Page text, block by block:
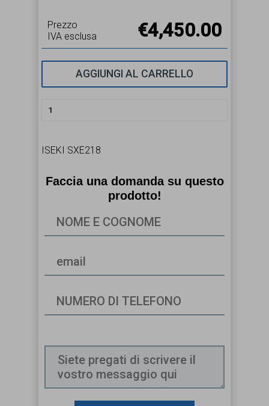
Prezzo
IVA esclusa
€4,450.00
AGGIUNGI AL CARRELLO
ISEKI SXE218
Faccia una domanda su questo
prodotto!